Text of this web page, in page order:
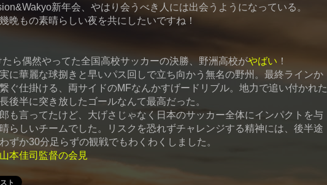
新年会、やはり会うべき人には出会うようになっている。
晩もの素晴らしい夜を共にしたいですね！
ら偶然やってた全国高校サッカーの決勝、野洲高校がやばい ！
に華麗な球捌きと早いパス回しで立ち向かう無名の野州。最終ラインか
ぐ仕掛ける、両サイドのMFなんかすげードリブル。地力で追い付かれた
後半に突き放したゴールなんて最高だった。
も言ってたけど、大げさじゃなく日本のサッカー全体にインパクトを与
らしいチームでした。リスクを恐れずチャレンジする精神には、後半途
ずか30分足らずの観戦でもわくわくしました。
本佳司監督の会見